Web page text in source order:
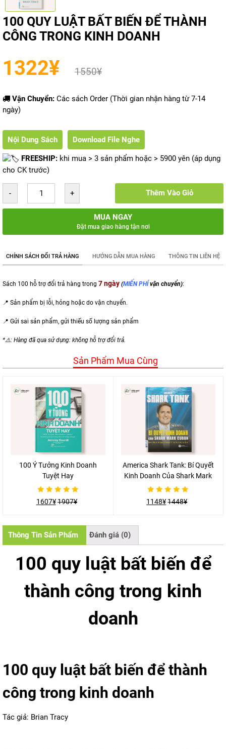
100 QUY LUẬT BẤT BIẾN ĐỂ THÀNH
CÔNG TRONG KINH DOANH
1322¥ 1550¥
Vận Chuyển: Các sách Order (Thời gian nhận hàng từ 7-14
ngày)
Nội Dung Sách Download File Nghe
FREESHIP: khi mua > 3 sản phẩm hoặc > 5900 yên (áp dụng
cho CK trước)
Thêm Vào Giỏ
MUA NGAY
Đặt mua giao hàng tận nơi
CHÍNH SÁCH ĐỔI TRẢ HÀNG HƯỚNG DẪN MUA HÀNG THÔNG TIN LIÊN HỆ
Sách 100 hỗ trợ đổi trả hàng trong 7 ngày (MIẾN PHÍvận chuyển):
📍 Sản phẩm bị lỗi, hỏng hoặc do vận chuyển.
📍 Gửi sai sản phẩm, gửi thiếu số lượng sản phẩm
*⚠️: Hàng đã qua sử dụng: không hỗ trợ đổi trả.
Sản Phẩm Mua Cùng
100 Ý Tưởng Kinh Doanh
Tuyệt Hay
Được
xếp
1607¥1907¥
America Shark Tank: Bí Quyết
Kinh Doanh Của Shark Mark
Cuban
Được
xếp
1148¥ 1448¥
Thông Tin Sản Phẩm Đánh giá (0)
100 quy luật bất biến để
thành công trong kinh
doanh
100 quy luật bất biến để thành
công trong kinh doanh
Tác giả: Brian Tracy